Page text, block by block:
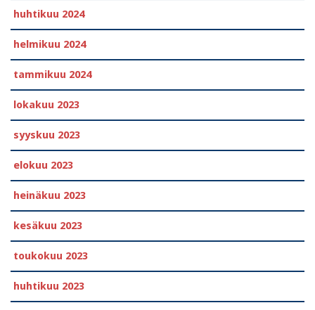
huhtikuu 2024
helmikuu 2024
tammikuu 2024
lokakuu 2023
syyskuu 2023
elokuu 2023
heinäkuu 2023
kesäkuu 2023
toukokuu 2023
huhtikuu 2023